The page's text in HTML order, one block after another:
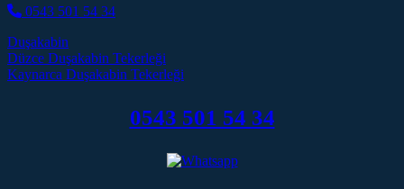
0543 501 54 34
Duşakabin
Post navigation
Düzce Duşakabin Tekerleği
Kaynarca Duşakabin Tekerleği
0543 501 54 34